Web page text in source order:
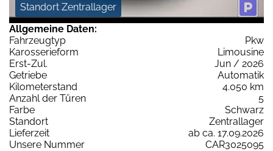
Standort Zentrallager
Allgemeine Daten:
Fahrzeugtyp
Pkw
Karosserieform
Limousine
Erst-Zul.
Jun / 2026
Getriebe
Automatik
Kilometerstand
4.050 km
Anzahl der Türen
5
Farbe
Schwarz
Standort
Zentrallager
Lieferzeit
ab ca. 17.09.2026
Unsere Nummer
CAR3025095